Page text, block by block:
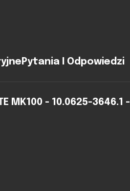
Pytania I Odpowiedzi
MK100 - 10.0625-3646.1 -